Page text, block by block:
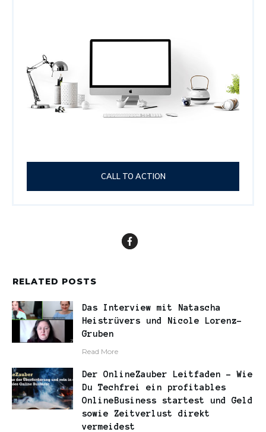
CALL TO ACTION
RELATED POSTS
Das Interview mit Natascha
Heistrüvers und Nicole Lorenz-
Gruben
​Read More
Der OnlineZauber Leitfaden – Wie
Du Techfrei ein profitables
OnlineBusiness startest und Geld
sowie Zeitverlust direkt
vermeidest